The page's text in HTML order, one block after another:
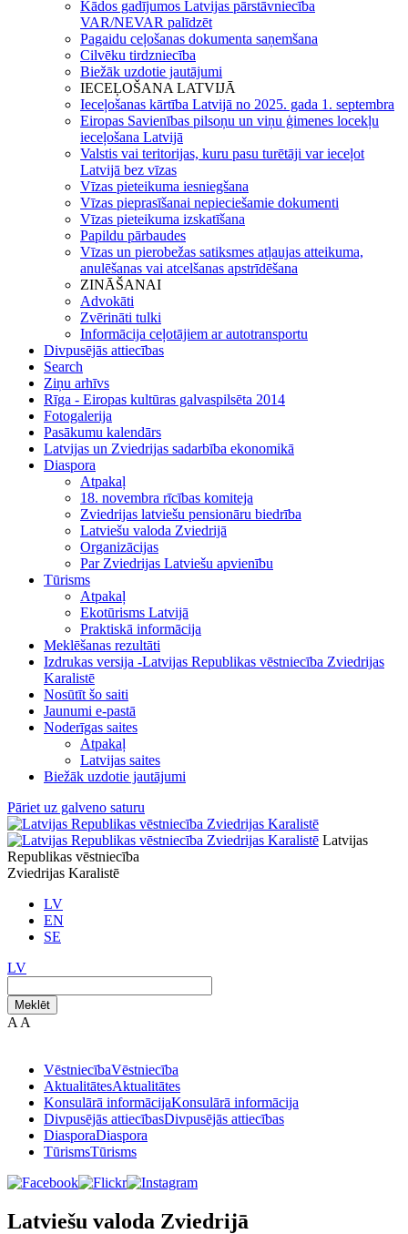
Kādos gadījumos Latvijas pārstāvniecība
VAR/NEVAR palīdzēt
Pagaidu ceļošanas dokumenta saņemšana
Cilvēku tirdzniecība
Biežāk uzdotie jautājumi
IECEĻOŠANA LATVIJĀ
Ieceļošanas kārtība Latvijā no 2025. gada 1. septembra
Eiropas Savienības pilsoņu un viņu ģimenes locekļu
ieceļošana Latvijā
Valstis vai teritorijas, kuru pasu turētāji var ieceļot
Latvijā bez vīzas
Vīzas pieteikuma iesniegšana
Vīzas pieprasīšanai nepieciešamie dokumenti
Vīzas pieteikuma izskatīšana
Papildu pārbaudes
Vīzas un pierobežas satiksmes atļaujas atteikuma,
anulēšanas vai atcelšanas apstrīdēšana
ZINĀŠANAI
Advokāti
Zvērināti tulki
Informācija ceļotājiem ar autotransportu
Divpusējās attiecības
Search
Ziņu arhīvs
Rīga - Eiropas kultūras galvaspilsēta 2014
Fotogalerija
Pasākumu kalendārs
Latvijas un Zviedrijas sadarbība ekonomikā
Diaspora
Atpakaļ
18. novembra rīcības komiteja
Zviedrijas latviešu pensionāru biedrība
Latviešu valoda Zviedrijā
Organizācijas
Par Zviedrijas Latviešu apvienību
Tūrisms
Atpakaļ
Ekotūrisms Latvijā
Praktiskā informācija
Meklēšanas rezultāti
Izdrukas versija -Latvijas Republikas vēstniecība Zviedrijas
Karalistē
Nosūtīt šo saiti
Jaunumi e-pastā
Noderīgas saites
Atpakaļ
Latvijas saites
Biežāk uzdotie jautājumi
Pāriet uz galveno saturu
Latvijas
Republikas vēstniecība
Zviedrijas Karalistē
LV
EN
SE
LV
Meklēt
A A
VēstniecībaVēstniecība
AktualitātesAktualitātes
Konsulārā informācijaKonsulārā informācija
Divpusējās attiecībasDivpusējās attiecības
DiasporaDiaspora
TūrismsTūrisms
Latviešu valoda Zviedrijā